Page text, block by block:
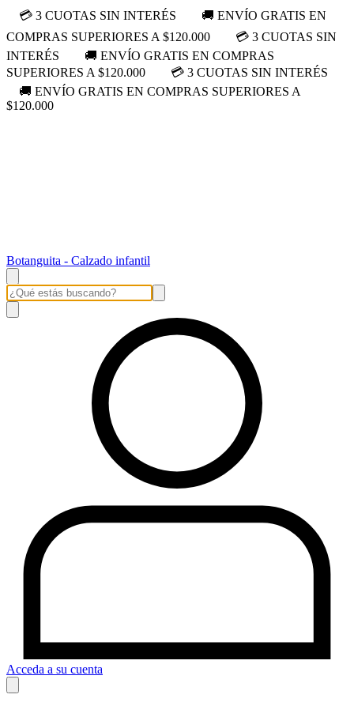
💳 3 CUOTAS SIN INTERÉS
🚚 ENVÍO GRATIS EN
COMPRAS SUPERIORES A $120.000
💳 3 CUOTAS SIN
INTERÉS
🚚 ENVÍO GRATIS EN COMPRAS
SUPERIORES A $120.000
💳 3 CUOTAS SIN INTERÉS
🚚 ENVÍO GRATIS EN COMPRAS SUPERIORES A
$120.000
Botanguita - Calzado infantil
Acceda a su cuenta